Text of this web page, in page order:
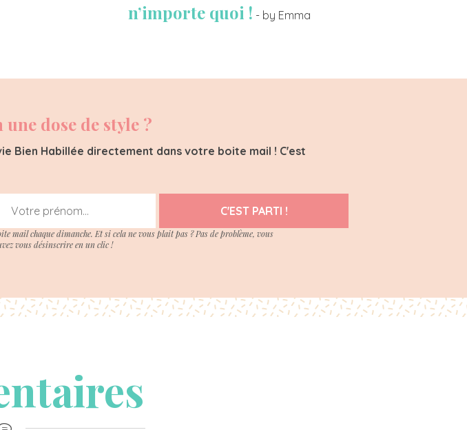
n’importe quoi ! - by Emma
dose de style ?
Bien Habillée directement dans votre boite mail ! C'est
C'EST PARTI !
mail chaque dimanche. Et si cela ne vous plait pas ? Pas de problème, vous
vous désinscrire en un clic !